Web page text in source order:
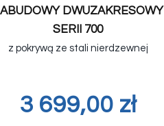
DWUZAKRESOWY
SERII 700
z pokrywą ze stali nierdzewnej
3 699,00 zł